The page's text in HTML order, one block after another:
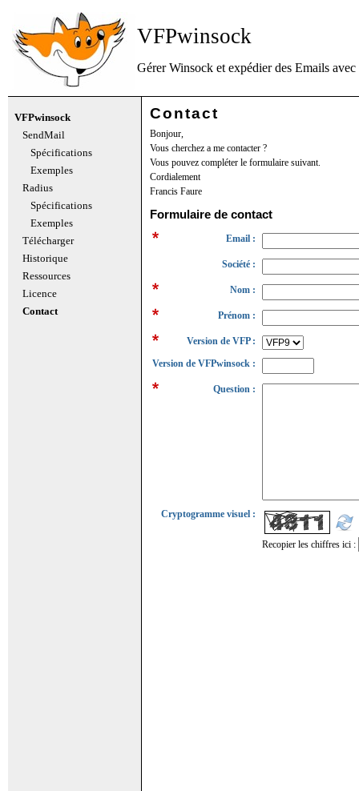
VFPwinsock
Gérer Winsock et expédier des Emails avec
VFPwinsock
SendMail
Spécifications
Exemples
Radius
Spécifications
Exemples
Télécharger
Historique
Ressources
Licence
Contact
Contact
Bonjour,
Vous cherchez a me contacter ?
Vous pouvez compléter le formulaire suivant.
Cordialement
Francis Faure
Formulaire de contact
Email :
Société :
Nom :
Prénom :
Version de VFP :
Version de VFPwinsock :
Question :
Cryptogramme visuel :
Recopier les chiffres ici :